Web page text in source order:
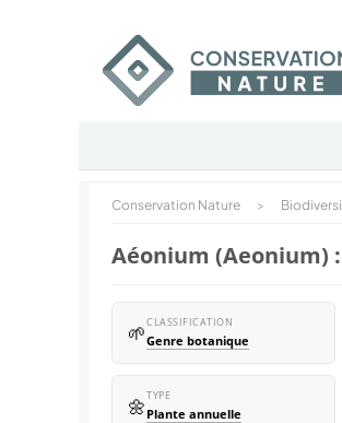
Conservation Nature >
Aéonium (Aeonium)
🌱CLASSIFICATION
Genre botanique
🌼TYPE
Plante annuelle